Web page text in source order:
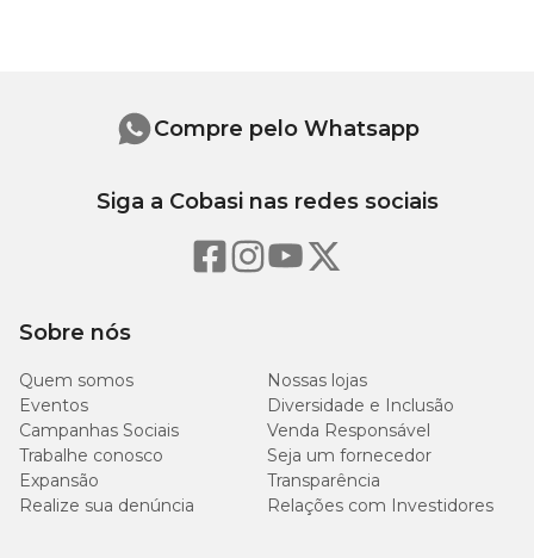
Lisina, Taurina, L-Carnitina, Minerais (Óxido de Zinco, Sulfato
Ferroso, Sulfato de Manganês, Sulfato de Cobre, Iodato de Cálcio),
Proteína Bruta (Mín,)
70
g/kg
Extrato Etéreo (Mín,) 35 g/kg 3,5%
Matéria Fibrosa (Mín,) 15 g/kg 1,5%
Sobre nós
Quem somos
Nossas lojas
Eventos
Diversidade e Inclusão
Campanhas Sociais
Venda Responsável
Trabalhe conosco
Seja um fornecedor
Expansão
Transparência
Realize sua denúncia
Relações com Investidores
Compre pelo Whatsapp
Siga a Cobasi nas redes sociais